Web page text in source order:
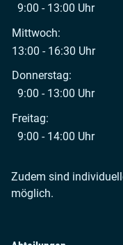
9:00 - 13:00 Uhr
Mittwoch:
13:00 - 16:30 Uhr
Donnerstag:
9:00 - 13:00 Uhr
Freitag:
9:00 - 14:00 Uhr
Zudem sind
möglich.